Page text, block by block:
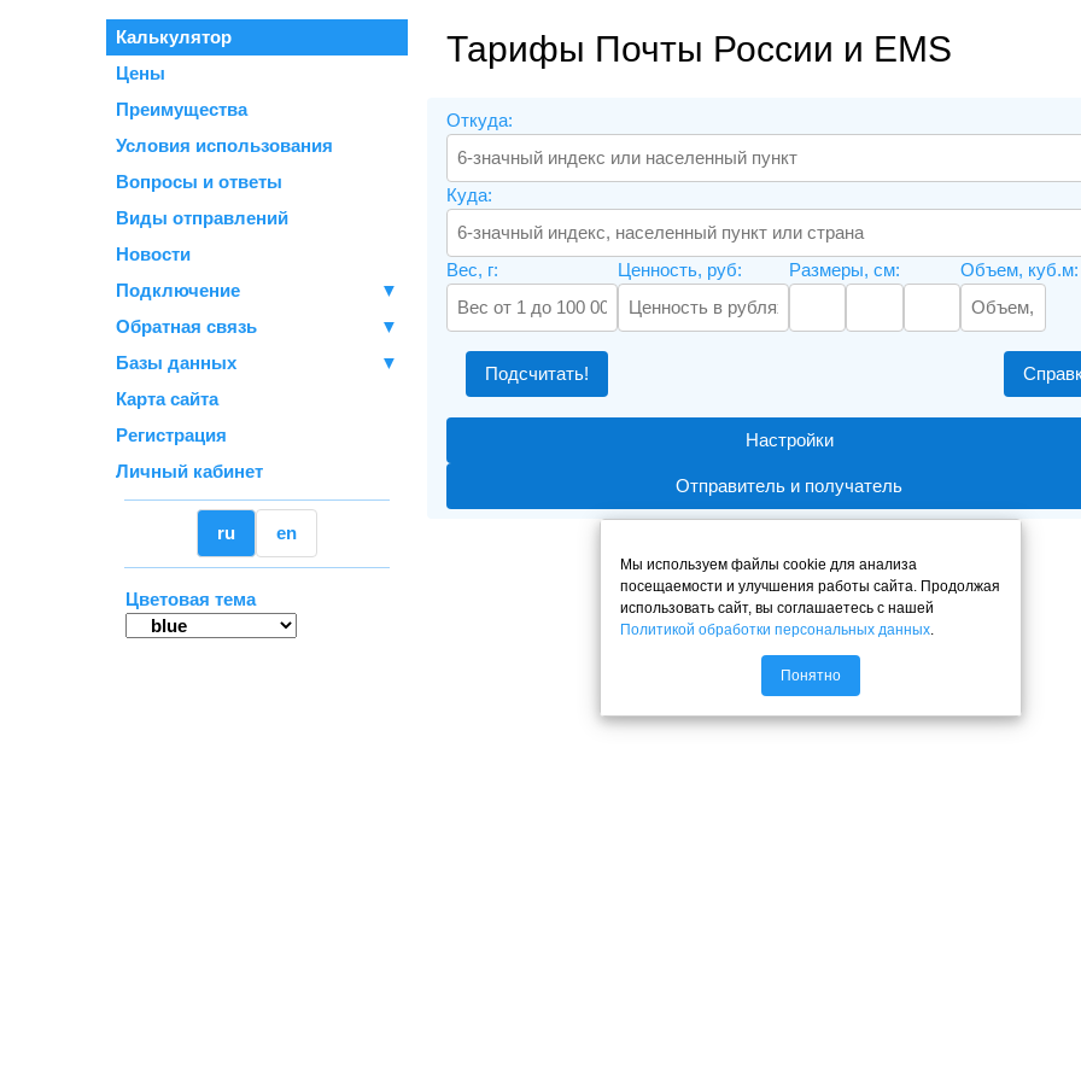
Калькулятор
Цены
Преимущества
Условия использования
Вопросы и ответы
Виды отправлений
Новости
Подключение
▼
Обратная связь
▼
Базы данных
▼
Карта сайта
Регистрация
Личный кабинет
ru en
Цветовая тема
Тарифы Почты России и EMS
Откуда:
Куда:
Вес, г: Ценность, руб: Размеры, см: Объем, куб.м:
Подсчитать!
Настройки
Отправитель и получатель
Мы используем файлы cookie для анализа
посещаемости и улучшения работы сайта. Продолжая
использовать сайт, вы соглашаетесь с нашей
Политикой обработки персональных данных.
Понятно